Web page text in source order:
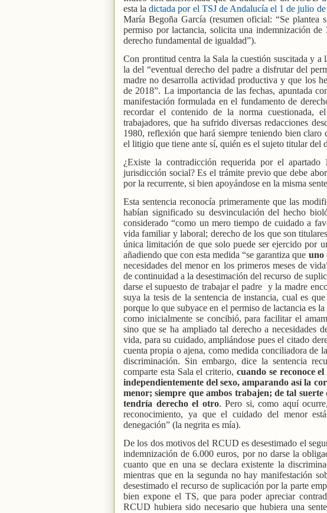
esta ladictada por el TSJ de Andalucía el 1 de julio
María Begoña García (resumen oficial: “Se plantea
permiso por lactancia, solicita una indemnización
derecho fundamental de igualdad”).
Con prontitud centra la Sala la cuestión suscitada y a
la del “eventual derecho del padre a disfrutar del
madre no desarrolla actividad productiva y que los
de 2018”. La importancia de las fechas, apuntada
manifestación formulada en el fundamento de
recordar el contenido de la norma
trabajadores, que ha sufrido diversas redacciones
1980, reflexión que hará siempre teniendo bien claro
el litigio que tiene ante sí, quién es el sujeto titular del
¿Existe la contradicción requerida por el
jurisdicción social? Es el trámite previo que debe
por la recurrente, si bien apoyándose en la misma
Esta sentencia reconocía primeramente que las
habían significado su desvinculación del hecho
considerado “como un mero tiempo de cuidado a
vida familiar y laboral; derecho de los que son
única limitación de que solo puede ser ejercido por
añadiendo que con esta medida “se garantiza que uno
necesidades del menor en los primeros meses de
de continuidad a la desestimación del recurso de
darse el supuesto de trabajar el padre y la madre
suya la tesis de la sentencia de instancia, cual es
porque lo que subyace en el permiso de lactancia es
como inicialmente se concibió, para facilitar el
sino que se ha ampliado tal derecho a necesidades
vida, para su cuidado, ampliándose pues el citado
cuenta propia o ajena, como medida conciliadora de
discriminación. Sin embargo, dice la sentencia
comparte esta Sala el criterio, cuando se reconoce
independientemente del sexo, amparando así la
menor; siempre que ambos trabajen; de tal
tendría derecho el otro. Pero si, como aquí
reconocimiento, ya que el cuidado del menor
denegación” (la negrita es mía).
De los dos motivos del RCUD es desestimado el
indemnización de 6.000 euros, por no darse la
cuanto que en una se declara existente la
mientras que en la segunda no hay manifestación
desestimado el recurso de suplicación por la parte
bien expone el TS, que para poder apreciar
RCUD hubiera sido necesario que hubiera una